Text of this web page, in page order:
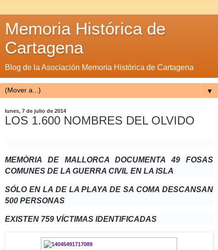
Memoria Histórica de
Cartagena
Blog de la Asociación Memoria Histórica de Cartagena
▼
lunes, 7 de julio de 2014
LOS 1.600 NOMBRES DEL OLVIDO
MEMÒRIA DE MALLORCA DOCUMENTA 49 FOSAS
COMUNES DE LA GUERRA CIVIL EN LA ISLA
SÓLO EN LA DE LA PLAYA DE SA COMA DESCANSAN
500 PERSONAS
EXISTEN 759 VÍCTIMAS IDENTIFICADAS